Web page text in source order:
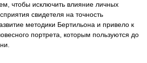
чтобы исключить влияние личных
свидетеля на точность
методики Бертильона и привело к
портрета, которым пользуются до